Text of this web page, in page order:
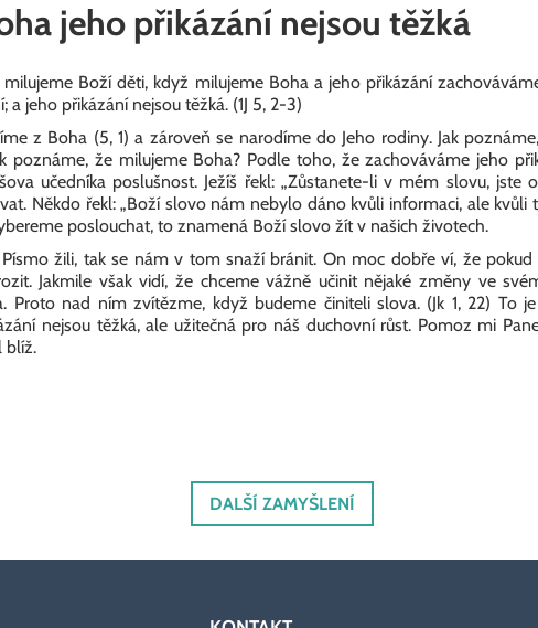
jeho přikázání nejsou těžká
Boží děti, když milujeme Boha a jeho přikázání
jeho přikázání nejsou těžká. (1J 5, 2-3)
z Boha (5, 1) a zároveň se narodíme do Jeho rodiny. Jak
poznáme, že milujeme Boha? Podle toho, že zachováváme jeho
učedníka poslušnost. Ježíš řekl: „Zůstanete-li v mém slovu, jste
Někdo řekl: „Boží slovo nám nebylo dáno kvůli informaci, ale kvůli
poslouchat, to znamená Boží slovo žít v našich životech.
žili, tak se nám v tom snaží bránit. On moc dobře ví, že
Jakmile však vidí, že chceme vážně učinit nějaké změny ve
Proto nad ním zvítězme, když budeme činiteli slova. (Jk 1, 22) To
nejsou těžká, ale užitečná pro náš duchovní růst. Pomoz mi
blíž.
DALŠÍ ZAMYŠLENÍ